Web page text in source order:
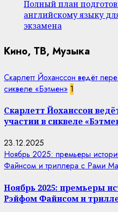
Полный план
английскому языку
экзамена
Кино, ТВ, Музыка
Скарлетт Йоханссон ведёт
сиквеле «Бэтмен» 1
Скарлетт Йоханссон
участии в сиквеле
23.12.2025
Ноябрь 2025: премьеры
Файнсом и триллера с Рами
Ноябрь 2025: премьеры
Рэйфом Файнсом и